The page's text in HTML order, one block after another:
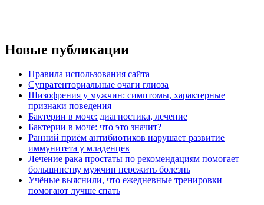
Новые публикации
Правила использования сайта
Супратенториальные очаги глиоза
Шизофрения у мужчин: симптомы, характерные
признаки поведения
Бактерии в моче: диагностика, лечение
Бактерии в моче: что это значит?
Ранний приём антибиотиков нарушает развитие
иммунитета у младенцев
Лечение рака простаты по рекомендациям помогает
большинству мужчин пережить болезнь
Учёные выяснили, что ежедневные тренировки
помогают лучше спать